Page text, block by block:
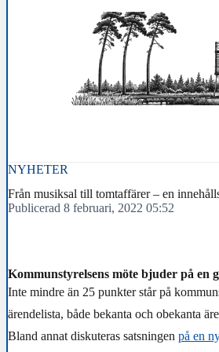
NYHETER
Från musiksal till tomtaffärer – en
Publicerad 8 februari, 2022 05:52
Kommunstyrelsens möte bjuder på en
Inte mindre än 25 punkter står på
ärendelista, både bekanta och obekanta
Bland annat diskuteras satsningen på en